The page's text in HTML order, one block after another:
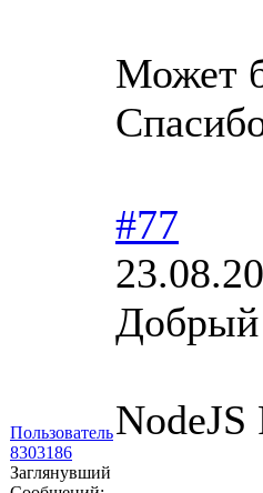
Может
Пользователь
8303186
Заглянувший
#77
Добрый
NodeJS